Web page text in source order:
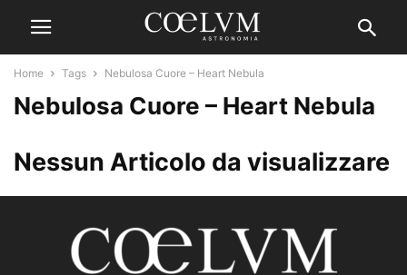
Home Tags Nebulosa Cuore – Heart Nebula
Nebulosa Cuore – Heart Nebula
Nessun Articolo da visualizzare